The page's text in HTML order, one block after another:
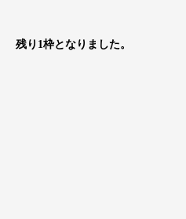
残り1枠となりました。